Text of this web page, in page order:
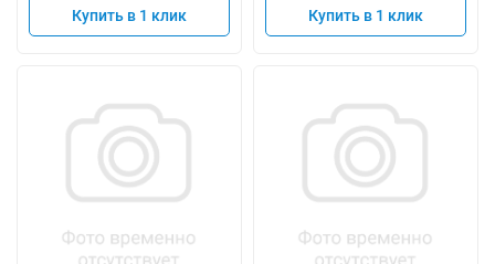
Купить в 1 клик Купить в 1 клик